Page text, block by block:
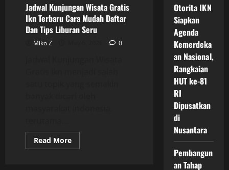
Jadwal Kunjungan Wisata Gratis
Ikn Terbaru Cara Mudah Daftar
Dan Tips Liburan Seru
Miko Z 0
Read MoreRead
more
Otorita IKN
Siapkan
Agenda
Kemerdeka
an Nasional,
Rangkaian
HUT ke-81
RI
Dipusatkan
di
Nusantara
Pembangun
an Tahap